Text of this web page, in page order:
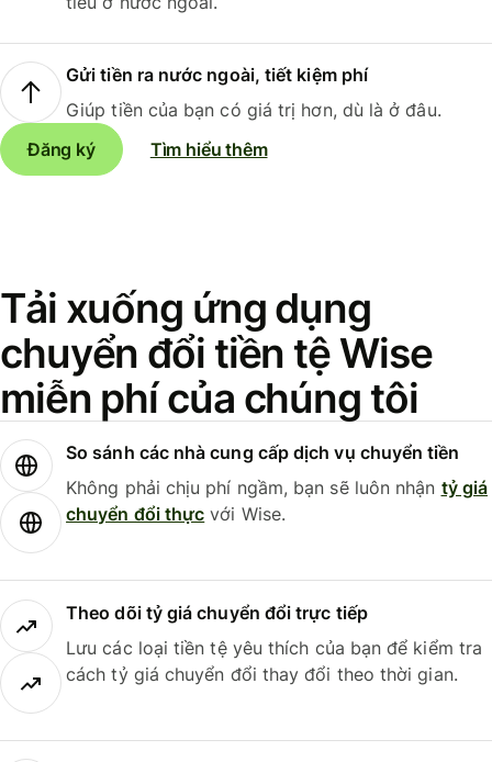
Gửi tiền ra nước ngoài, tiết kiệm phí
Giúp tiền của bạn có giá trị hơn, dù là ở đâu.
Đăng ký
Tìm hiểu thêm
Tải xuống ứng dụng
chuyển đổi tiền tệ Wise
miễn phí của chúng tôi
So sánh các nhà cung cấp dịch vụ chuyển tiền
Không phải chịu phí ngầm, bạn sẽ luôn nhận tỷ giá
chuyển đổi thực với Wise.
Theo dõi tỷ giá chuyển đổi trực tiếp
Lưu các loại tiền tệ yêu thích của bạn để kiểm tra
cách tỷ giá chuyển đổi thay đổi theo thời gian.